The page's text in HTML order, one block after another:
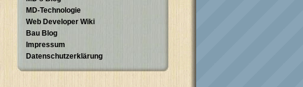
MD-Technologie
Web Developer Wiki
Bau Blog
Impressum
Datenschutzerklärung